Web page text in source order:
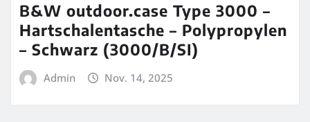
B&W outdoor.case Type 3000 –
Hartschalentasche – Polypropylen
– Schwarz (3000/B/SI)
Admin Nov. 14, 2025